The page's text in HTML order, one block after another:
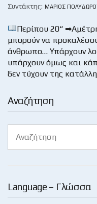
Αναζήτηση
for:
Language – Γλώσσα
Συντάκτης: ΜΆΡΙΟΣ
Περίπου 20“
μπορούν να
άνθρωπο… Υπάρχουν
υπάρχουν όμως και
δεν τύχουν της